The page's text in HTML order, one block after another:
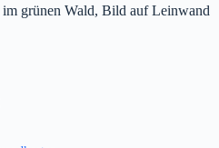
im grünen Wald, Bild auf Leinwand